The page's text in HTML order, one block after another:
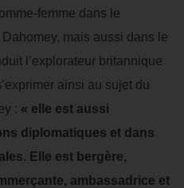
femme dans le
mais aussi dans le
l’explorateur britannique
ainsi au sujet du
: « elle est aussi
diplomatiques et dans
Elle est bergère,
ambassadrice et